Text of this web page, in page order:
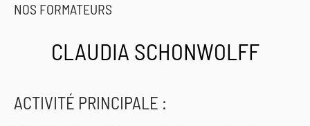
NOS FORMATEURS
CLAUDIA SCHONWOLFF
ACTIVITÉ PRINCIPALE :